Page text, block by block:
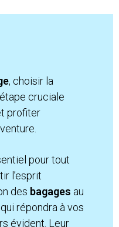
, choisir la
cruciale
profiter
pour tout
l’esprit
des bagages au
répondra à vos
évident. Leur